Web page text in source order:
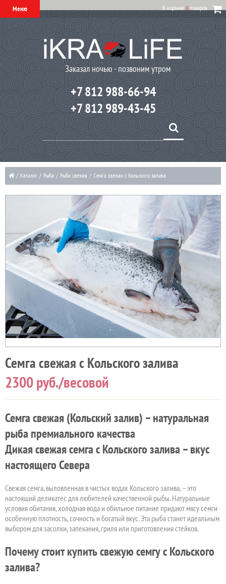
Меню В корзине 0 товаров
Заказал ночью - позвоним утром
+7 812 988-66-94
+7 812 989-43-45
/ Каталог / Рыба / Рыба свежая / Семга свежая с Кольского залива
Семга свежая с Кольского залива
2300руб./весовой
Семга свежая (Кольский залив) – натуральная
рыба премиального качества
Дикая свежая семга с Кольского залива – вкус
настоящего Севера
Свежая семга, выловленная в чистых водах Кольского залива, – это
настоящий деликатес для любителей качественной рыбы. Натуральные
условия обитания, холодная вода и обильное питание придают мясу семги
особенную плотность, сочность и богатый вкус. Эта рыба станет идеальным
выбором для засолки, запекания, гриля или приготовления стейков.
Почему стоит купить свежую семгу с Кольского
залива?